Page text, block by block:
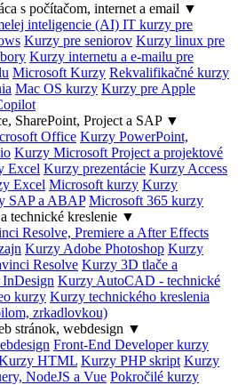
s počítačom, internet a email ▼
inteligencie (AI) IT kurzy pre
Kurzy pre seniorov Kurzy linux pre
Kurzy internetu a e-mailu pre
Microsoft Kurzy Rekvalifikačné kurzy
Mac OS kurzy Kurzy pre Apple
SharePoint, Project a SAP ▼
Office Kurzy PowerPoint,
Kurzy Microsoft Project a projektové
Excel Kurzy prezentácie Kurzy Access
Excel Microsoft kurzy Kurzy
SAP a ABAP Microsoft 365 kurzy
technické kreslenie ▼
Resolve, Premiere a After Effects
Kurzy Adobe Photoshop Kurzy
Resolve Kurzy 3D tlače a
Kurzy AutoCAD - technické
kurzy Kurzy technického kreslenia
zrkadlovkou)
stránok, webdesign ▼
Front-End Developer kurzy
HTML Kurzy PHP skript Kurzy
NodeJS a Vue Pokročilé kurzy